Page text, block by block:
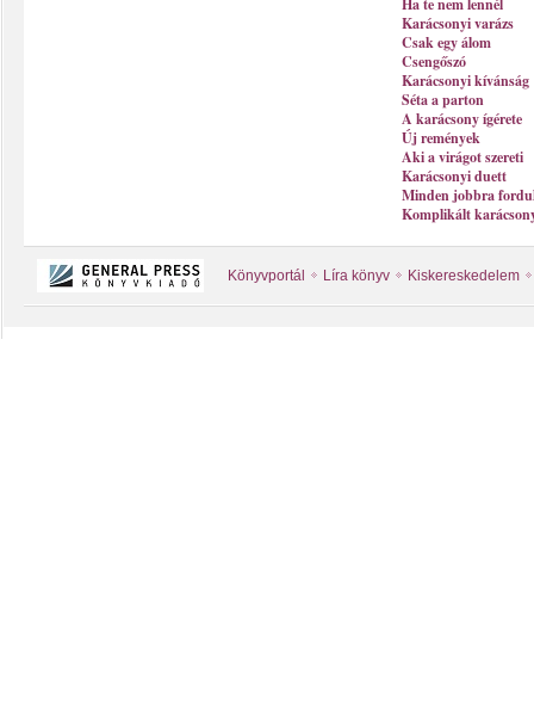
Ha te nem lennél
Karácsonyi varázs
Csak egy álom
Csengőszó
Karácsonyi kívánság
Séta a parton
A karácsony ígérete
Új remények
Aki a virágot szereti
Karácsonyi duett
Minden jobbra
Komplikált
Könyvportál Líra könyv Kiskereskedelem